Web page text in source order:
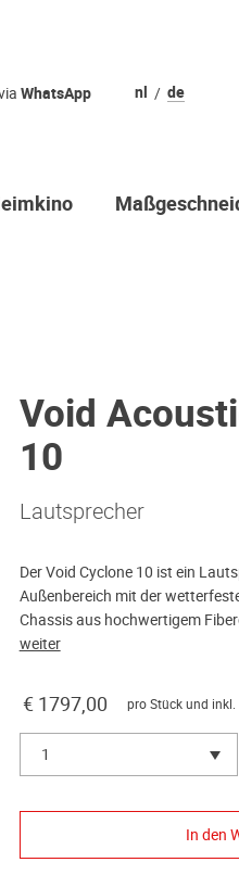
nl de
WhatsApp
Void
10
Lautsprecher
Der Void Cyclone 10 ist ein
Außenbereich mit der
Chassis aus hochwertigem
weiter
€ 1797,00 pro Stück und inkl.
1